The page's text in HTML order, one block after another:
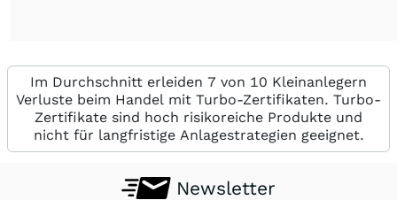
Im Durchschnitt erleiden 7 von 10 Kleinanlegern
Verluste beim Handel mit Turbo-Zertifikaten. Turbo-
Zertifikate sind hoch risikoreiche Produkte und
nicht für langfristige Anlagestrategien geeignet.
Newsletter